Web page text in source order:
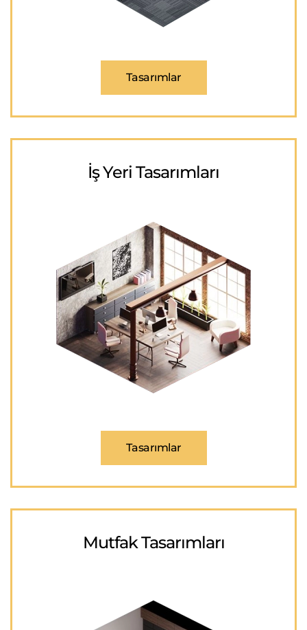
Tasarımlar
İş Yeri Tasarımları
Tasarımlar
Mutfak Tasarımları